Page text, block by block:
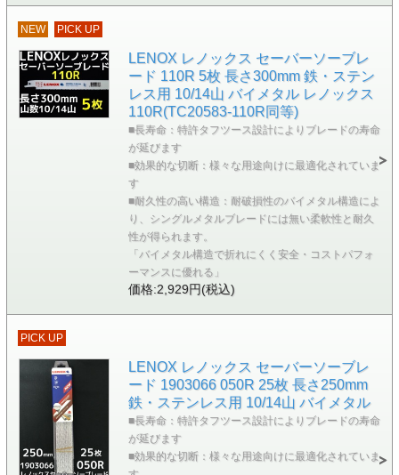
NEW PICK UP
LENOX レノックス セーバーソーブレ
ード 110R 5枚 長さ300mm 鉄・ステン
レス用 10/14山 バイメタル レノックス
110R(TC20583-110R同等)
■長寿命：特許タフツース設計によりブレードの寿命
が延びます
■効果的な切断：様々な用途向けに最適化されていま
す
■耐久性の高い構造：耐破損性のバイメタル構造によ
り、シングルメタルブレードには無い柔軟性と耐久
性が得られます。
「バイメタル構造で折れにくく安全・コストパフォ
ーマンスに優れる」
価格:2,929円(税込)
PICK UP
LENOX レノックス セーバーソーブレ
ード 1903066 050R 25枚 長さ250mm
鉄・ステンレス用 10/14山 バイメタル
■長寿命：特許タフツース設計によりブレードの寿命
が延びます
■効果的な切断：様々な用途向けに最適化されていま